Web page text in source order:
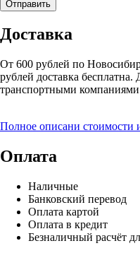
Доставка
От 600 рублей по
рублей доставка
транспортными
Полное описани стоимости
Оплата
Наличные
Банковский перевод
Оплата картой
Оплата в кредит
Безналичный расчёт